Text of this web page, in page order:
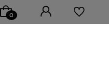
Szablon Shoper Modern 3.0™